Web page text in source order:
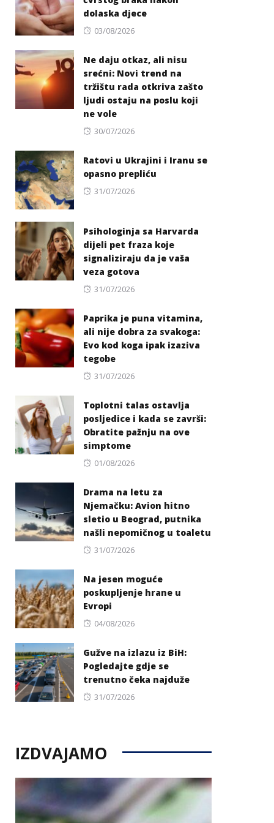
dolaska djece
Posted
03/08/2026
Ne daju otkaz, ali nisu
srećni: Novi trend na
tržištu rada otkriva zašto
ljudi ostaju na poslu koji
ne vole
Posted
30/07/2026
Ratovi u Ukrajini i Iranu se
opasno prepliću
Posted
31/07/2026
Psihologinja sa Harvarda
dijeli pet fraza koje
signaliziraju da je vaša
veza gotova
Posted
31/07/2026
Paprika je puna vitamina,
ali nije dobra za svakoga:
Evo kod koga ipak izaziva
tegobe
Posted
31/07/2026
Toplotni talas ostavlja
posljedice i kada se završi:
Obratite pažnju na ove
simptome
Posted
01/08/2026
Drama na letu za
Njemačku: Avion hitno
sletio u Beograd, putnika
našli nepomičnog u toaletu
Posted
31/07/2026
Na jesen moguće
poskupljenje hrane u
Evropi
Posted
04/08/2026
Gužve na izlazu iz BiH:
Pogledajte gdje se
trenutno čeka najduže
Posted
31/07/2026
IZDVAJAMO